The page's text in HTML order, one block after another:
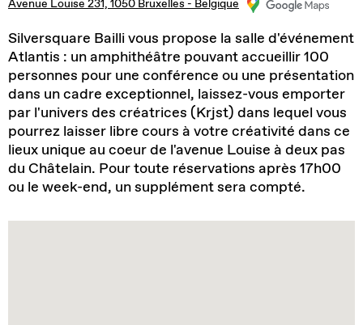
Avenue Louise 231, 1050 Bruxelles - Belgique
Silversquare Bailli vous propose la salle d'événement
Atlantis : un amphithéâtre pouvant accueillir 100
personnes pour une conférence ou une présentation
dans un cadre exceptionnel, laissez-vous emporter
par l'univers des créatrices (Krjst) dans lequel vous
pourrez laisser libre cours à votre créativité dans ce
lieux unique au coeur de l'avenue Louise à deux pas
du Châtelain. Pour toute réservations après 17h00
ou le week-end, un supplément sera compté.